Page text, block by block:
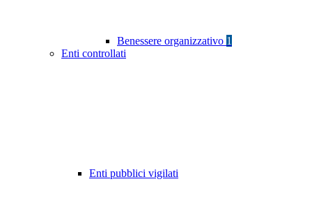
Benessere organizzativo 1
Enti controllati
Enti pubblici vigilati